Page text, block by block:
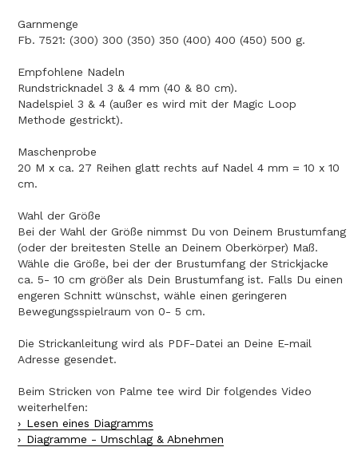
Garnmenge
Fb. 7521: (300) 300 (350) 350 (400) 400 (450) 500 g.
Empfohlene Nadeln
Rundstricknadel 3 & 4 mm (40 & 80 cm).
Nadelspiel 3 & 4 (außer es wird mit der Magic Loop
Methode gestrickt).
Maschenprobe
20 M x ca. 27 Reihen glatt rechts auf Nadel 4 mm = 10 x 10
cm.
Wahl der Größe
Bei der Wahl der Größe nimmst Du von Deinem Brustumfang
(oder der breitesten Stelle an Deinem Oberkörper) Maß.
Wähle die Größe, bei der der Brustumfang der Strickjacke
ca. 5- 10 cm größer als Dein Brustumfang ist. Falls Du einen
engeren Schnitt wünschst, wähle einen geringeren
Bewegungsspielraum von 0- 5 cm.
Die Strickanleitung wird als PDF-Datei an Deine E-mail
Adresse gesendet.
Beim Stricken von Palme tee wird Dir folgendes Video
weiterhelfen:
Lesen eines Diagramms
Diagramme - Umschlag & Abnehmen